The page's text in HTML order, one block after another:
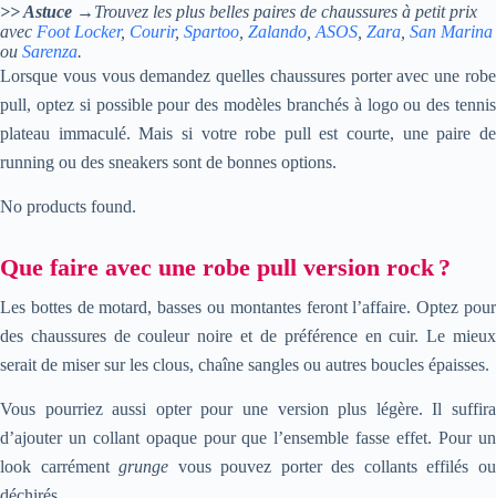
>> Astuce →Trouvez les plus belles paires de chaussures à petit prix
avec Foot Locker, Courir, Spartoo Zalando ASOS Zara San Marina
ou Sarenza.
Lorsque vous vous demandez quelles chaussures porter avec une robe
pull, optez si possible pour des modèles branchés à logo ou des tennis
plateau immaculé. Mais si votre robe pull est courte, une paire de
running ou des sneakers sont de bonnes options.
No products found.
Que faire avec une robe pull version rock ?
Les bottes de motard, basses ou montantes feront l’affaire. Optez pour
des chaussures de couleur noire et de préférence en cuir. Le mieux
serait de miser sur les clous, chaîne sangles ou autres boucles épaisses.
Vous pourriez aussi opter pour une version plus légère. Il suffira
d’ajouter un collant opaque pour que l’ensemble fasse effet. Pour un
look carrémentgrunge vous pouvez porter des collants effilés ou